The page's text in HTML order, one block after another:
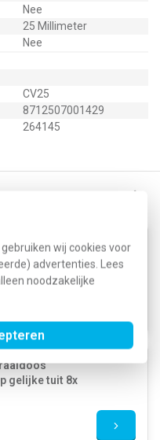
wij cookies voor
advertenties. Lees
noodzakelijke
Nee
25 Millimeter
Nee
CV25
8712507001429
264145
versprongen
gelijke tuit 8x